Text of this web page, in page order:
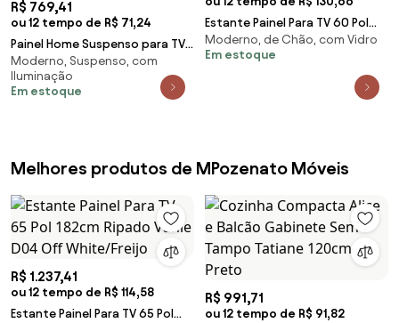
R$ 769,41
ou 12 tempo de R$ 71,24
Painel Home Suspenso para TV
70 Pol. 180cm Buriti C05 Noce
Milano/Pret
Moderno, Suspenso, com
Iluminação
Em estoque
Estante Painel Para TV 60 Pol
com LED 200cm Dora L06
Nature/Off White
Moderno, de Chão, com Vidro
Em estoque
Melhores produtos de MPozenato Móveis
R$ 1.237,41
ou 12 tempo de R$ 114,58
Estante Painel Para TV 65 Pol
R$ 991,71
ou 12 tempo de R$ 91,82